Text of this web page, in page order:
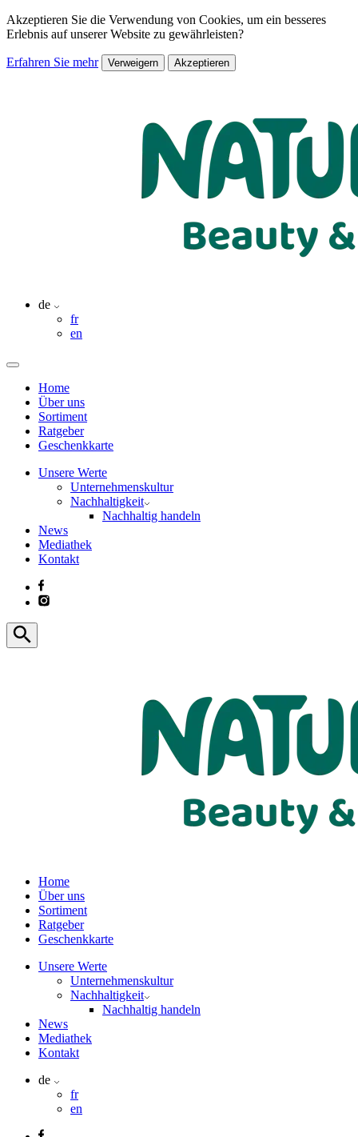
Akzeptieren Sie die Verwendung von Cookies, um ein besseres
Erlebnis auf unserer Website zu gewährleisten?
Erfahren Sie mehr Verweigern Akzeptieren
de
fr
en
Home
Über uns
Sortiment
Ratgeber
Geschenkkarte
Unsere Werte
Unternehmenskultur
Nachhaltigkeit
Nachhaltig handeln
News
Mediathek
Kontakt
Home
Über uns
Sortiment
Ratgeber
Geschenkkarte
Unsere Werte
Unternehmenskultur
Nachhaltigkeit
Nachhaltig handeln
News
Mediathek
Kontakt
de
fr
en